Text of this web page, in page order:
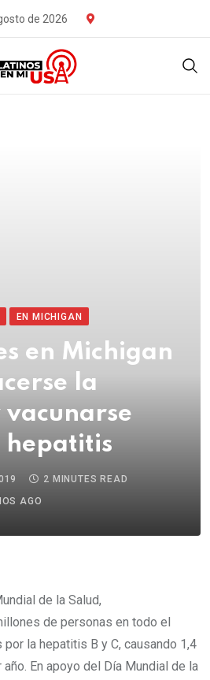
de 2026
EN MICHIGAN
en Michigan
la
hepatitis
2 MINUTES READ
AGO
de la Salud,
de personas en todo el
la hepatitis B y C, causando 1,4
En apoyo del Día Mundial de la